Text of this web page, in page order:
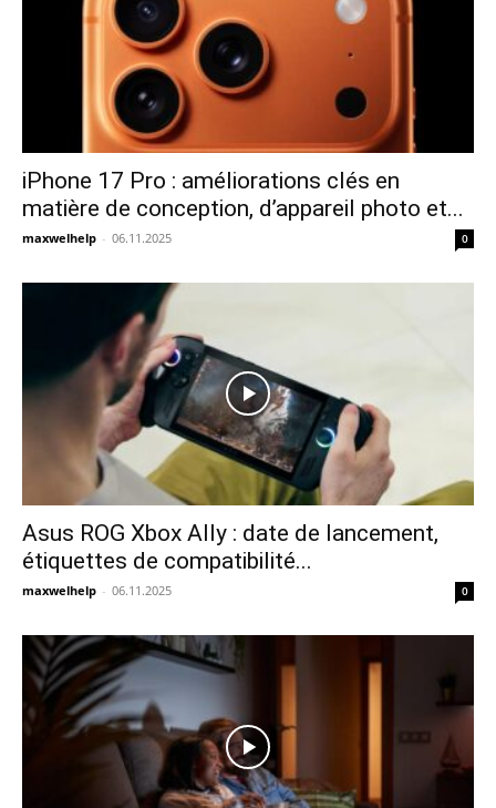
iPhone 17 Pro : améliorations clés en
matière de conception, d’appareil photo et...
maxwelhelp - 06.11.2025 0
Asus ROG Xbox Ally : date de lancement,
étiquettes de compatibilité...
maxwelhelp - 06.11.2025 0